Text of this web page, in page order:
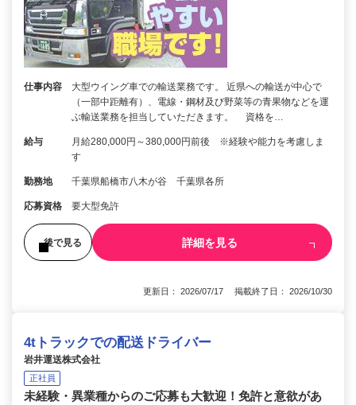
仕事内容
大型ウイング車での輸送業務です。 近県への輸送が中心で
（一部中距離有）、電線・鋼材及び野菜等の青果物などを運
ぶ輸送業務を担当していただきます。 資格を…
給与
月給280,000円～380,000円前後 ※経験や能力を考慮しま
す
勤務地 千葉県船橋市八木が谷 千葉県各所
応募資格 要大型免許
後で見る 詳細を見る
更新日： 2026/07/17 掲載終了日： 2026/10/30
4tトラックでの配送ドライバー
岩井運送株式会社
正社員
未経験・異業種からのご応募も大歓迎！免許と意欲があ